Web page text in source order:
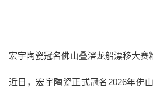
宏宇陶瓷冠名佛山叠滘龙船漂移大赛
近日，宏宇陶瓷正式冠名2026年佛